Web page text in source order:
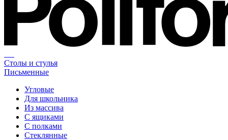
Столы и стулья
Письменные
Угловые
Для школьника
Из массива
С ящиками
С полками
Стеклянные